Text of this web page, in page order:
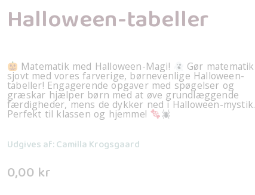
Halloween-tabeller
Matematik med Halloween-Magi! Gør matematik
sjovt med vores farverige, børnevenlige Halloween-
tabeller! Engagerende opgaver med spøgelser og
græskar hjælper børn med at øve grundlæggende
færdigheder, mens de dykker ned i Halloween-mystik.
Perfekt til klassen og hjemme!
Udgives af: Camilla Krogsgaard
0,00 kr